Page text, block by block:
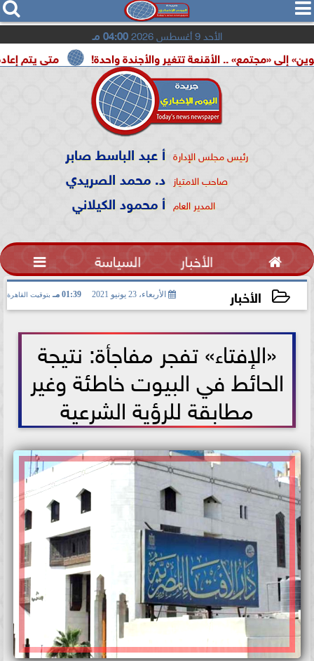
  
الأحد 9 أغسطس 2026 04:00 مـ
متى يتم إعادة .. الأقنعة تتغير والأجندة واحدة!
رئيس مجلس الإدارة أ عبد الباسط صابر
صاحب الامتياز د. محمد الصريدي
المدير العام أ محمود الكيلاني
 الأخبار السياسة 
الأخبار الأربعاء، 23 يونيو 2021 01:39 مـ بتوقيت القاهرة
«الإفتاء» تفجر مفاجأة: نتيجة
الحائط في البيوت خاطئة وغير
مطابقة للرؤية الشرعية